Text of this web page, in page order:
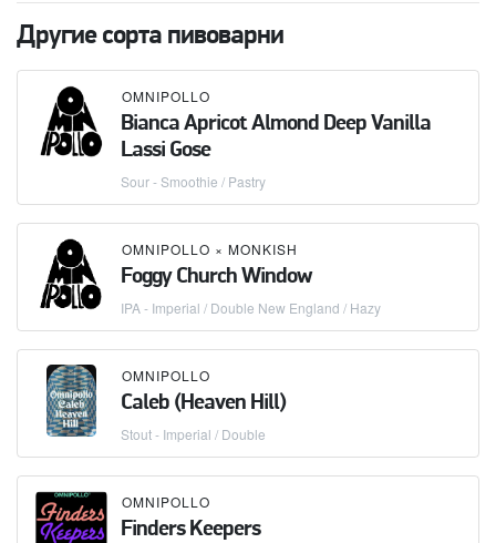
Другие сорта пивоварни
OMNIPOLLO
Bianca Apricot Almond Deep Vanilla
Lassi Gose
Sour - Smoothie / Pastry
OMNIPOLLO × MONKISH
Foggy Church Window
IPA - Imperial / Double New England / Hazy
OMNIPOLLO
Caleb (Heaven Hill)
Stout - Imperial / Double
OMNIPOLLO
Finders Keepers